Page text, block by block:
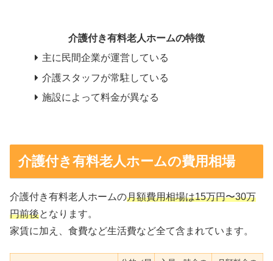
介護付き有料老人ホームの特徴
主に民間企業が運営している
介護スタッフが常駐している
施設によって料金が異なる
介護付き有料老人ホームの費用相場
介護付き有料老人ホームの月額費用相場は15万円〜30万
円前後となります。
家賃に加え、食費など生活費など全て含まれています。